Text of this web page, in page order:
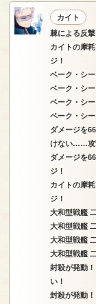
カイト
棘による反
カイトの摩
ジ！
ベーク・シ
ベーク・シ
ベーク・シ
ベーク・シ
ダメージを
けない……攻
ダメージを
ジ！
カイトの摩
ジ！
大和型戦艦
大和型戦艦
大和型戦艦
大和型戦艦
封殺が発動
い！
封殺が発動